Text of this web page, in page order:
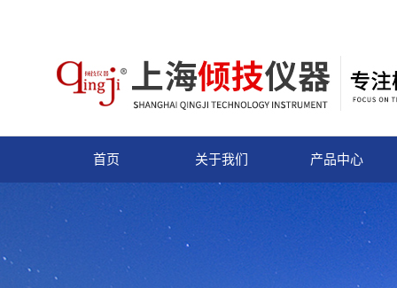
首页 关于我们 产品中心